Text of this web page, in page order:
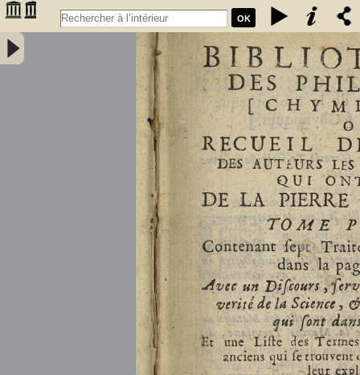
OK
Bibliothèque des philosophes [chymiques,] ou Recueil des oeuvres
des auteurs les plus approuvez qui ont écrit de la pierre philosophale.
Tome premier, contenant sept traitez... avec un discours, servant de
préface... et une liste des termes de l'art, & des mots anciens qui se
trouvent dans ces traitez... par le sieur S.D.E.M. - Salmon, William